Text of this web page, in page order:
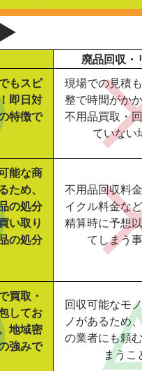
廃品回収・
もスピ
即日対
特徴で
現場での見積
整で時間がか
不用品買取・
ていない
能な商
ため、
の処分
い取り
の処分
不用品回収料
イクル料金な
精算時に予想
てしまう
買取・
してお
地域密
強みで
回収可能なモ
ノがあるため
の業者にも頼
まうこ